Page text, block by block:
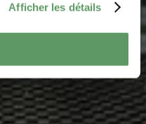
Afficher les détails